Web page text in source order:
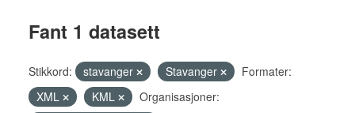
Fant 1 datasett
Stikkord: stavanger Stavanger
Formater:
XML
KML
Organisasjoner: